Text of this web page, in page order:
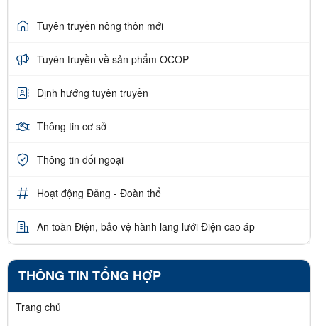
Tuyên truyền nông thôn mới
Tuyên truyền về sản phẩm OCOP
Định hướng tuyên truyền
Thông tin cơ sở
Thông tin đối ngoại
Hoạt động Đảng - Đoàn thể
An toàn Điện, bảo vệ hành lang lưới Điện cao áp
THÔNG TIN TỔNG HỢP
Trang chủ